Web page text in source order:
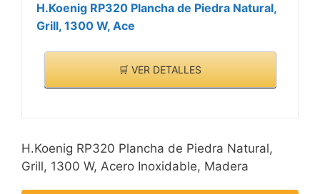
H.Koenig RP320 Plancha de Piedra Natural,
Grill, 1300 W, Ace
🛒 VER DETALLES
H.Koenig RP320 Plancha de Piedra Natural,
Grill, 1300 W, Acero Inoxidable, Madera